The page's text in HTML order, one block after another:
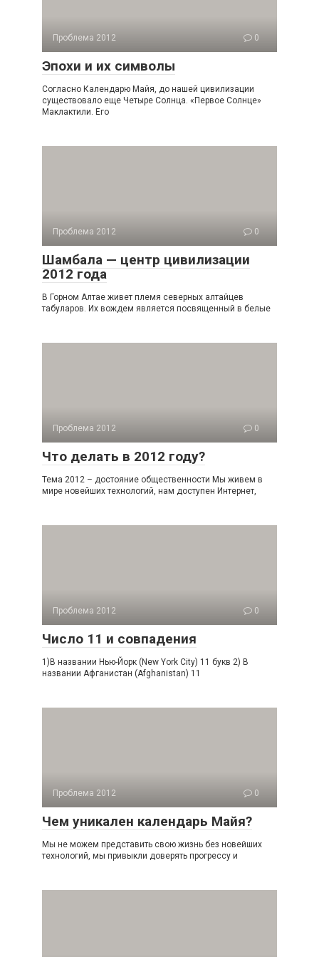
Проблема 2012 0
Эпохи и их символы
Согласно Календарю Майя, до нашей цивилизации
существовало еще Четыре Солнца. «Первое Солнце»
Маклактили. Его
Проблема 2012 0
Шамбала — центр цивилизации
2012 года
В Горном Алтае живет племя северных алтайцев
табуларов. Их вождем является посвященный в белые
Проблема 2012 0
Что делать в 2012 году?
Тема 2012 – достояние общественности Мы живем в
мире новейших технологий, нам доступен Интернет,
Проблема 2012 0
Число 11 и совпадения
1)В названии Нью-Йорк (New York City) 11 букв 2) В
названии Афганистан (Afghanistan) 11
Проблема 2012 0
Чем уникален календарь Майя?
Мы не можем представить свою жизнь без новейших
технологий, мы привыкли доверять прогрессу и